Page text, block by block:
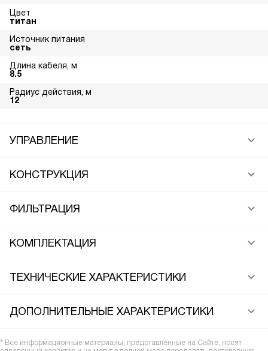
Цвет
титан
Источник питания
сеть
Длина кабеля, м
8.5
Радиус действия, м
12
УПРАВЛЕНИЕ
КОНСТРУКЦИЯ
ФИЛЬТРАЦИЯ
КОМПЛЕКТАЦИЯ
ТЕХНИЧЕСКИЕ ХАРАКТЕРИСТИКИ
ДОПОЛНИТЕЛЬНЫЕ ХАРАКТЕРИСТИКИ
* Все информационные материалы, представленные на Сайте, носят